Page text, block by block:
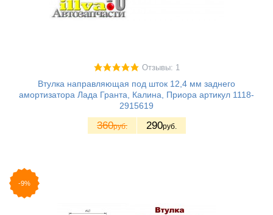
Отзывы: 1
Втулка направляющая под шток 12,4 мм заднего
амортизатора Лада Гранта, Калина, Приора артикул 1118-
2915619
360руб. 290руб.
-9%